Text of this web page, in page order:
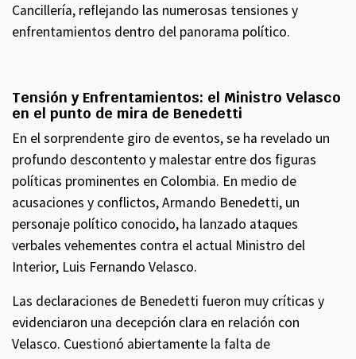
Cancillería, reflejando las numerosas tensiones y
enfrentamientos dentro del panorama político.
Tensión y Enfrentamientos: el Ministro Velasco
en el punto de mira de Benedetti
En el sorprendente giro de eventos, se ha revelado un
profundo descontento y malestar entre dos figuras
políticas prominentes en Colombia. En medio de
acusaciones y conflictos, Armando Benedetti, un
personaje político conocido, ha lanzado ataques
verbales vehementes contra el actual Ministro del
Interior, Luis Fernando Velasco.
Las declaraciones de Benedetti fueron muy críticas y
evidenciaron una decepción clara en relación con
Velasco. Cuestionó abiertamente la falta de